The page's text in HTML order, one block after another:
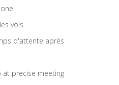
vols
d'attente après
at precise meeting